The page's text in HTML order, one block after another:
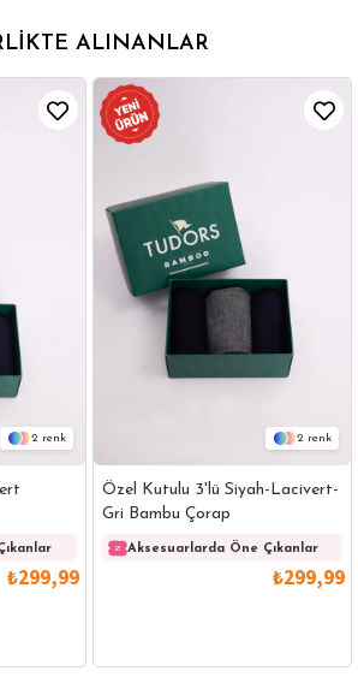
ALINANLAR
2
₺299,99
2
Özel Kutulu 3'lü Siyah-Lacivert-
Gri Bambu Çorap
Aksesuarlarda Öne Çıkanlar
₺299,99